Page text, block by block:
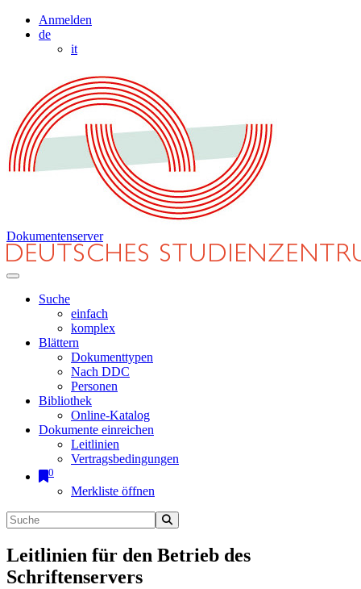
Anmelden
de
it
Dokumentenserver
Suche
einfach
komplex
Blättern
Dokumenttypen
Nach DDC
Personen
Bibliothek
Online-Katalog
Dokumente einreichen
Leitlinien
Vertragsbedingungen
0
Merkliste öffnen
Leitlinien für den Betrieb des
Schriftenservers